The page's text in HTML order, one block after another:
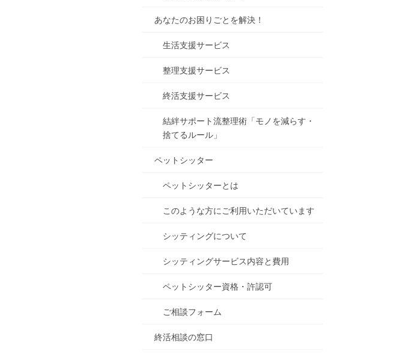
あなたのお困りごとを解決！
生活支援サービス
整理支援サービス
終活支援サービス
結絆サポート流整理術「モノを減らす・
捨てるルール」
ペットシッター
ペットシッターとは
このような方にご利用いただいています
シッティングについて
シッティングサービス内容と費用
ペットシッター資格・許認可
ご相談フォーム
終活相談の窓口